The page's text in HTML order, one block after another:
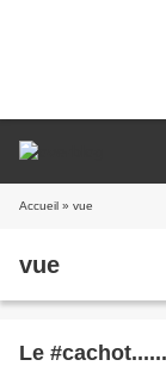
Accueil » vue
vue
Le